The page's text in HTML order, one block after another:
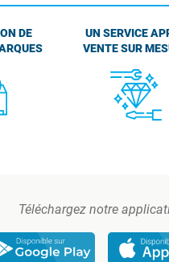
DE
UN SERVICE
VENTE SUR
Téléchargez notre